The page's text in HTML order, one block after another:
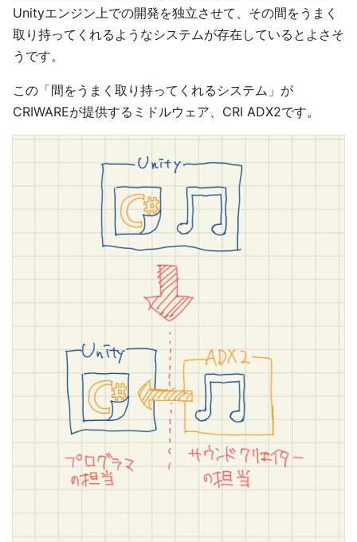
Unityエンジン上での開発を独立させて、その間をうまく
取り持ってくれるようなシステムが存在しているとよさそ
うです。
この「間をうまく取り持ってくれるシステム」が
CRIWAREが提供するミドルウェア、CRI ADX2です。